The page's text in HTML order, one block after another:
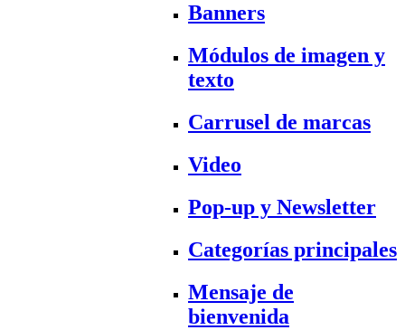
Banners
Módulos de imagen y
texto
Carrusel de marcas
Video
Pop-up y Newsletter
Categorías principales
Mensaje de
bienvenida